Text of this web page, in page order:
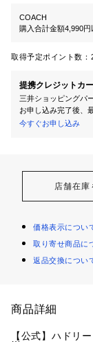
COACH
購入合計金額4,990
取得予定ポイント数：
提携クレジットカ
三井ショッピングパ
お申し込み完了後、
今すぐお申し込み
店舗在庫
価格表示につい
取り寄せ商品に
返品交換につい
商品詳細
【公式】ハドリ